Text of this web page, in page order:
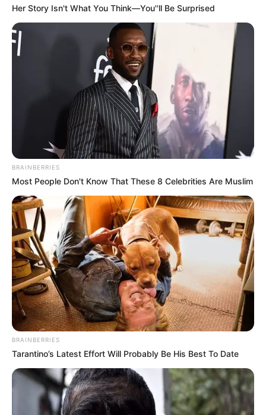
Her Story Isn't What You Think—You''ll Be Surprised
BRAINBERRIES
Most People Don't Know That These 8 Celebrities Are Muslim
BRAINBERRIES
Tarantino’s Latest Effort Will Probably Be His Best To Date